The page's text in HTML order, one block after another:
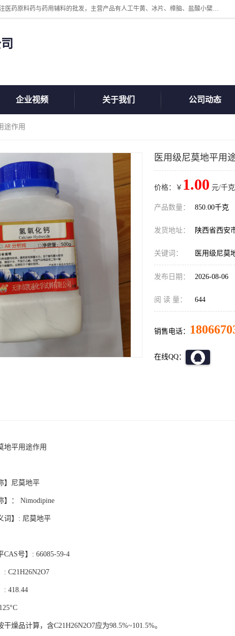
陕西盘龙翊海医药有限公司是一家民营科技型中小企业，公司核心专注医药原料药与药用辅料的批发，主营产品有人工牛黄、冰片、樟脑、盐酸小檗碱、氢氧化铝、枸橼酸喷托维林、甲硝唑、维生素B、维生素C、维生素E、克霉唑、利巴韦林、氯化铵等。
企业视频 关于我们 公司动态
途作用
医用级尼莫地平用
价格：￥ 1.00 元/千
产品数量： 850.00千克
发货地址： 陕西省西安
关键词： 医用级尼莫
发布日期： 2026-08-06
阅 读 量： 644
销售电话：
在线QQ：
地平用途作用
】尼莫地平
】： Nimodipine
词】 : 尼莫地平
CAS号】: 66085-59-4
: C21H26N2O7
: 418.44
125°C
干燥品计算，含C21H26N2O7应为98.5%~101.5%。